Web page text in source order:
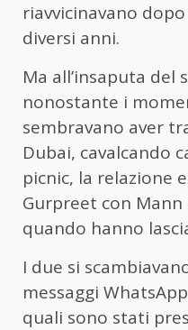
riavvicinavano
diversi anni.
Ma all’insaputa del
nonostante i
sembravano aver
Dubai, cavalcando
picnic, la relazione
Gurpreet con
quando hanno
I due si
messaggi
quali sono stati